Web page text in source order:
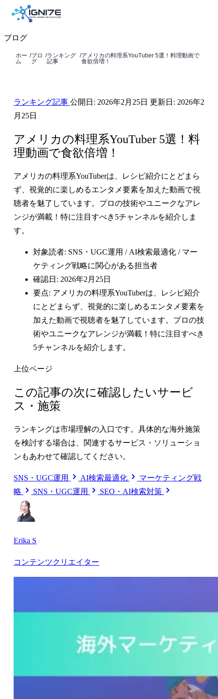
ブログ
ホー
ム
/ブロ
グ
/ランキング
記事
/アメリカの料理系YouTuber 5選！料理動画で
食欲倍増！
ランキング記事 公開日: 2026年2月25日 更新日: 2026年2
月25日
アメリカの料理系YouTuber 5選！料
理動画で食欲倍増！
アメリカの料理系YouTuberは、レシピ紹介にとどまら
ず、視覚的に楽しめるエンタメ要素を加えた動画で視
聴者を魅了しています。プロの技術やユニークなアレ
ンジが満載！特に注目すべき5チャンネルを紹介しま
す。
対象読者: SNS・UGC運用 / AI検索最適化 / マー
ケティング戦略に関心がある担当者
確認日: 2026年2月25日
要点: アメリカの料理系YouTuberは、レシピ紹介
にとどまらず、視覚的に楽しめるエンタメ要素を
加えた動画で視聴者を魅了しています。プロの技
術やユニークなアレンジが満載！特に注目すべき
5チャンネルを紹介します。
上位ページ
この記事の次に確認したいサービ
ス・施策
ランキングは市場理解の入口です。具体的な海外施策
を検討する場合は、関連するサービス・ソリューショ
ンもあわせて確認してください。
SNS・UGC運用 AI検索最適化
マーケティング戦
略
SNS・UGC運用 SEO・AI検索対策
Erika S
コンテンツクリエイター